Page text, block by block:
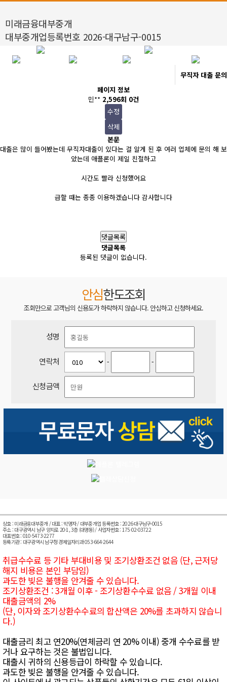
미래금융대부중개
대부중개업등록번호 2026-대구남구-0015
무직자 대출 문의
페이지 정보
민** 2,596회 0건
수정
삭제
본문
대출은 많이 들어봤는데 무직자대출이 있다는 걸 알게 된 후 여러 업체에 문의 해 보
았는데 애플론이 제일 친절하고
시간도 빨라 신청했어요
급할 때는 종종 이용하겠습니다 감사합니다
댓글목록
댓글목록
등록된 댓글이 없습니다.
안심한도조회
조회만으로 고객님의 신용도가 하락하지 않습니다. 안심하고 신청하세요.
성명
연락처 - -
신청금액
상호 : 미래금융대부중개 / 대표 : 박명자 / 대부중개업 등록번호 : 2026-대구남구-0015
주소 : 대구광역시 남구 양지로 20-1, 3층 (대명동) / 사업자번호 : 175-02-03722
대표번호 : 010-5473-2277
등록기관 : 대구광역시 남구청 경제일자리과 053-664-2644
취급수수료 등 기타 부대비용 및 조기상환조건 없음 (단, 근저당
해지 비용은 본인 부담임)
과도한 빚은 불행을 안겨줄 수 있습니다.
조기상환조건 : 3개월 이후 - 조기상환수수료 없음 / 3개월 이내
대출금액의 2%
(단, 이자와 조기상환수수료의 합산액은 20%를 초과하지 않습니
다.)
대출금리 최고 연20%(연체금리 연 20% 이내) 중개 수수료를 받
거나 요구하는 것은 불법입니다.
대출시 귀하의 신용등급이 하락할 수 있습니다.
과도한 빚은 불행을 안겨줄 수 있습니다.